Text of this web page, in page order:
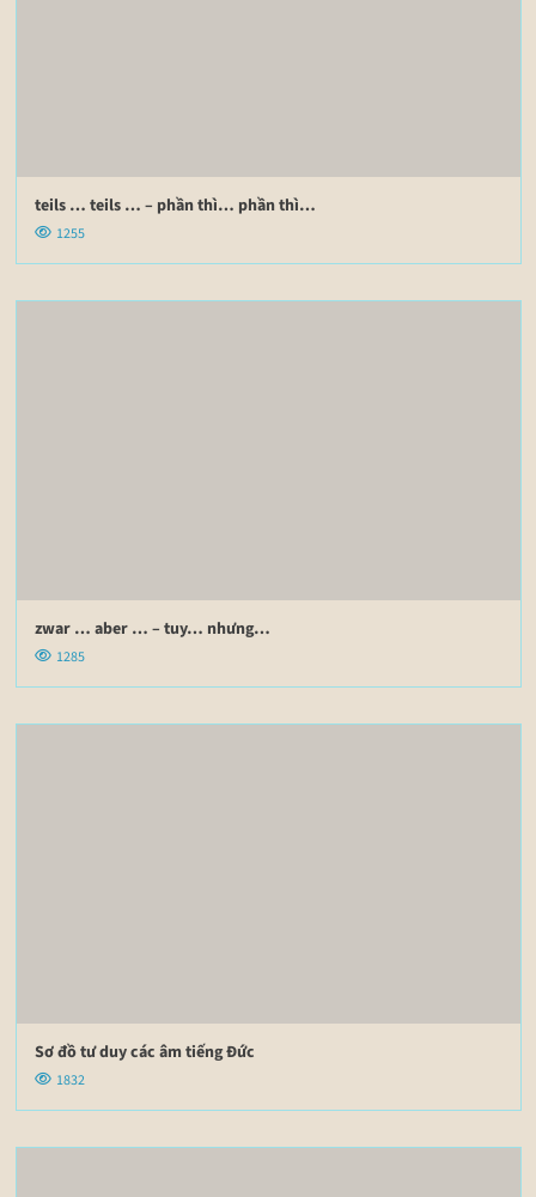
teils … teils … – phần thì… phần thì…
1255
zwar … aber … – tuy… nhưng…
1285
Sơ đồ tư duy các âm tiếng Đức
1832